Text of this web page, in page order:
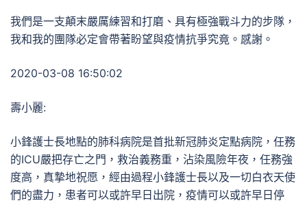
我們是一支顛末嚴厲練習和打磨、具有極強戰斗力的步隊，
我和我的團隊必定會帶著盼望與疫情抗爭究竟。感謝。
2020-03-08 16:50:02
壽小麗:
小鋒護士長地點的肺科病院是首批新冠肺炎定點病院，任務
的ICU嚴把存亡之門，救治義務重，沾染風險年夜，任務強
度高，真摯地祝愿，經由過程小鋒護士長以及一切白衣天使
們的盡力，患者可以或許早日出院，疫情可以或許早日停